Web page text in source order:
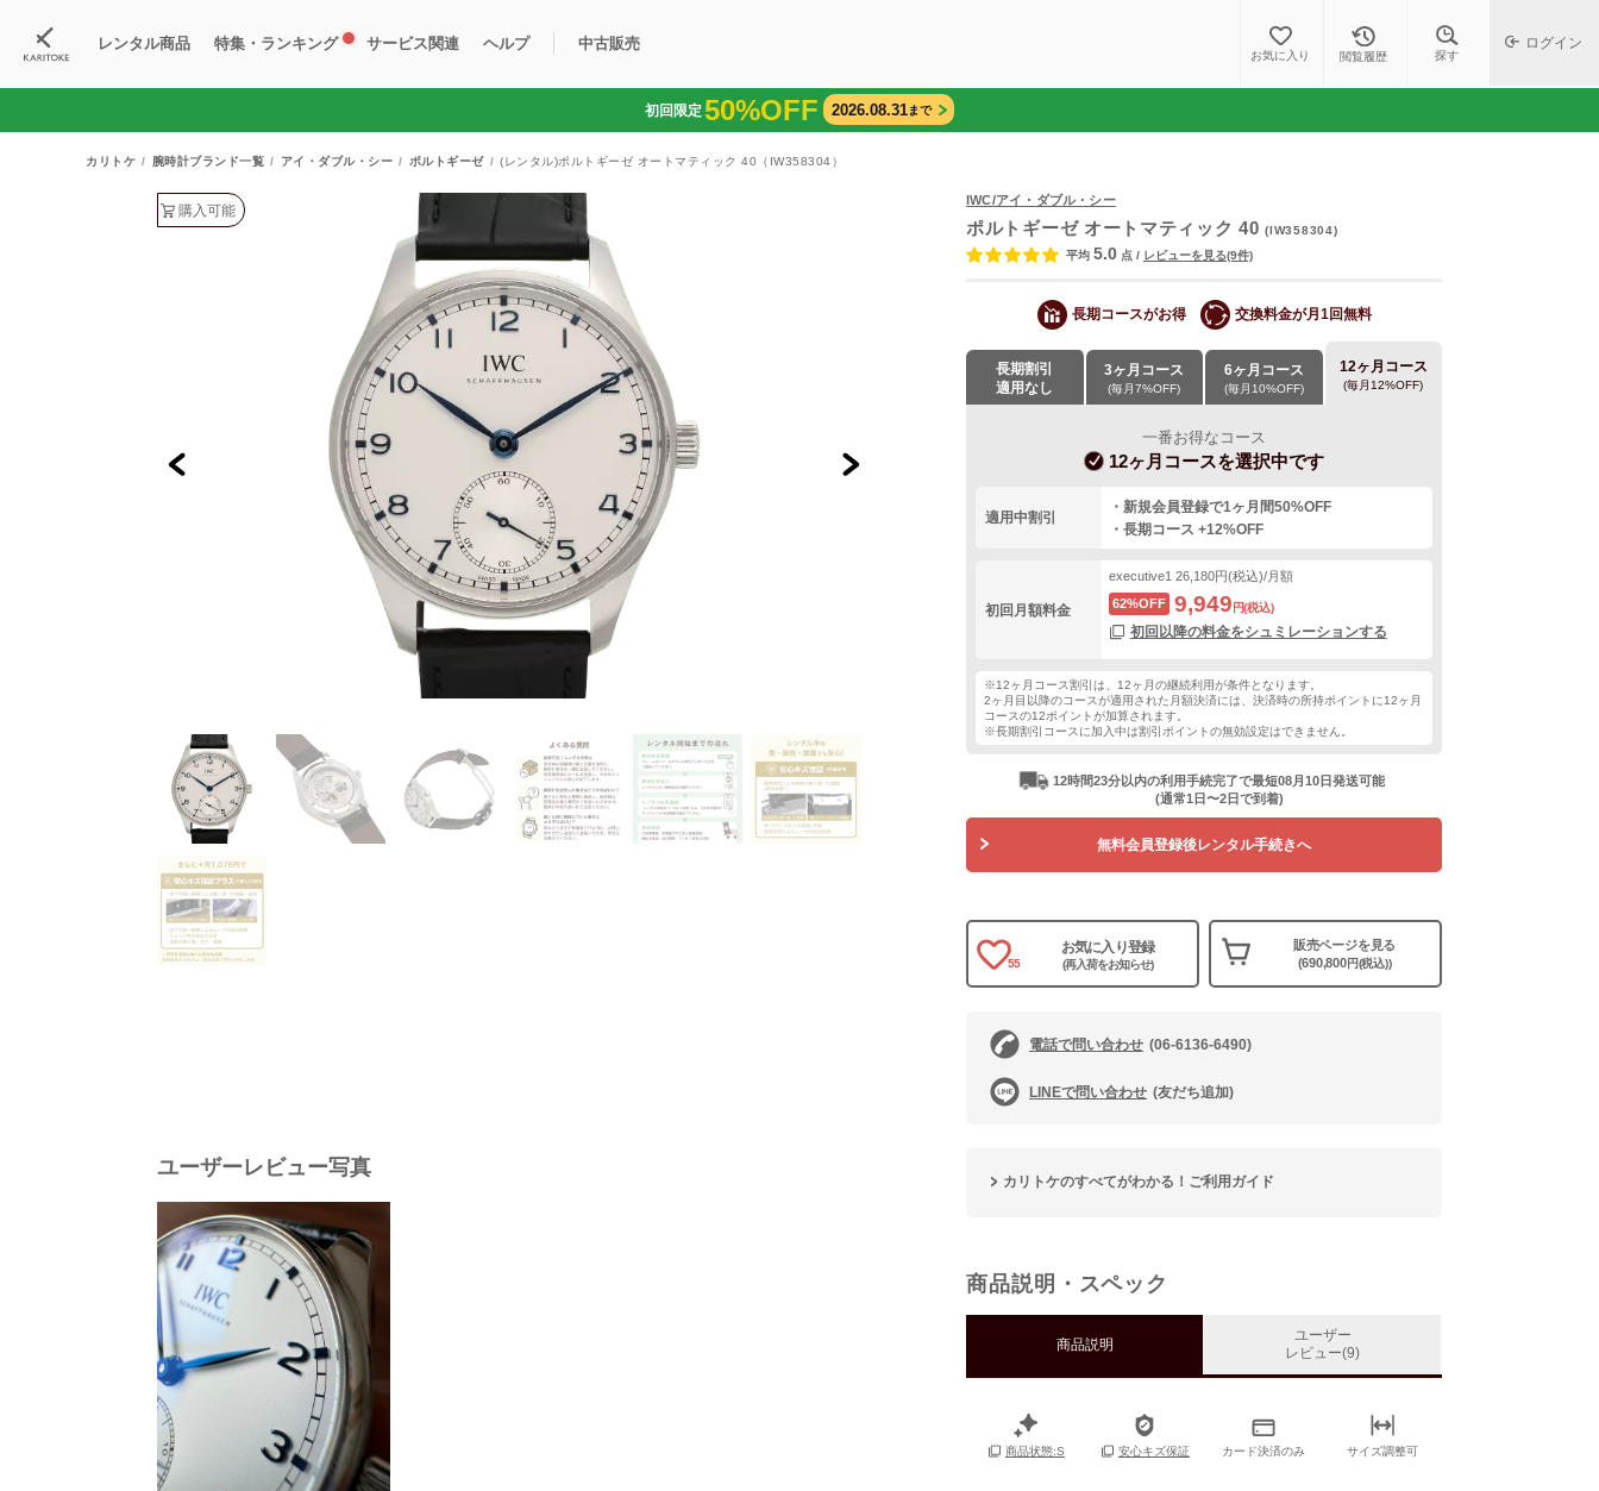
レンタル商品
購入可能商品
特集・ランキング サービス関連
カリトケとは？
ヘルプ
Q&A
中古販売
中古販売商品 ブランド一覧 中古販売について
お気に入り 閲覧履歴 探す
ログイン
初回限定50%OFF 2026.08.31まで
カリトケ 腕時計ブランド一覧 アイ・ダブル・シー ポルトギーゼ (レンタル)ポルトギーゼ オートマティック 40（IW358304）
購入可能
ユーザーレビュー写真
IWC/アイ・ダブル・シー
ポルトギーゼ オートマティック 40(IW358304)
平均 5.0 点 / レビューを見る(9件)
長期コースがお得 交換料金が月1回無料
長期割引
適用なし
3ヶ月コース
(毎月7%OFF)
6ヶ月コース
(毎月10%OFF)
12ヶ月コース
(毎月12%OFF)
一番お得なコース
12ヶ月コースを選択中です
適用中割引
・新規会員登録で1ヶ月間50%OFF
・長期コース +12%OFF
初回月額料金
executive1 26,180円(税込)/月額
62%OFF
9,949 円(税込)
初回以降の料金をシュミレーションする
※12ヶ月コース割引は、12ヶ月の継続利用が条件となります。
2ヶ月目以降のコースが適用された月額決済には、決済時の所持ポイントに12ヶ月
コースの12ポイントが加算されます。
※長期割引コースに加入中は割引ポイントの無効設定はできません。
12時間23分以内の利用手続完了で最短08月10日発送可能
(通常1日〜2日で到着)
無料会員登録後レンタル手続きへ
55
お気に入り登録
(再入荷をお知らせ)
販売ページを見る
(690,800円(税込))
電話で問い合わせ (06-6136-6490)
LINEで問い合わせ (友だち追加)
カリトケのすべてがわかる！ご利用ガイド
商品説明・スペック
商品説明
ユーザー
レビュー(9)
商品状態:S 安心キズ保証 カード決済のみ サイズ調整可